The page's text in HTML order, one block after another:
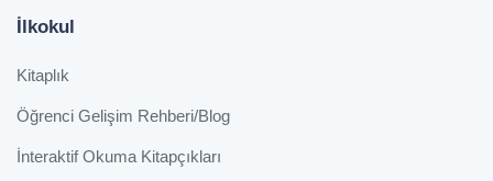
İlkokul
Kitaplık
Öğrenci Gelişim Rehberi/Blog
İnteraktif Okuma Kitapçıkları